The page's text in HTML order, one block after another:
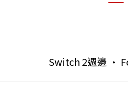
Switch 2週邊 •